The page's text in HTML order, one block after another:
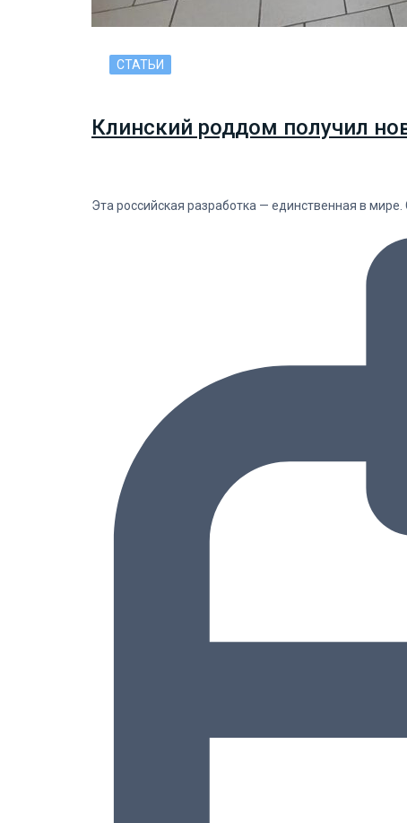
СТАТЬИ
Клинский роддом получил
Эта российская разработка — единственная в